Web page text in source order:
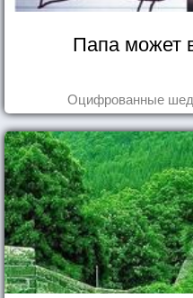
Папа может
Оцифрованные